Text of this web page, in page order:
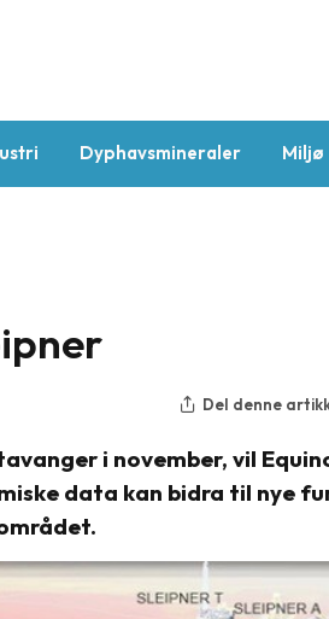
Dyphavsmineraler Miljø
Del denne
i november, vil
data kan bidra til nye